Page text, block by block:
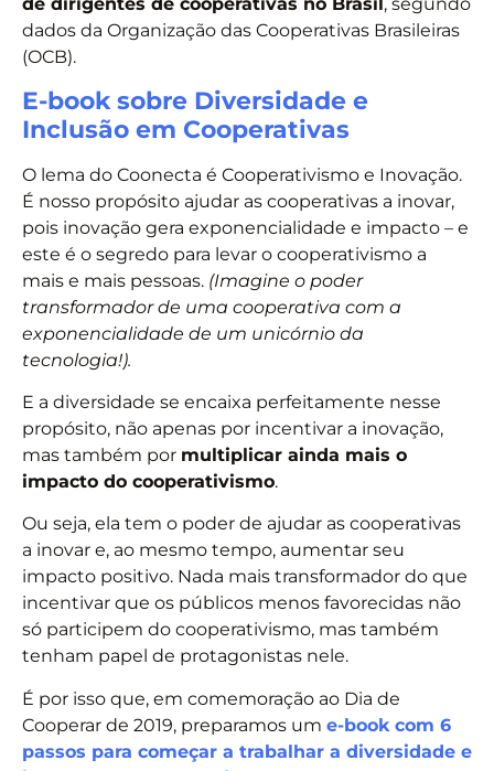
dados da Organização das Cooperativas Brasileiras
(OCB).
E-book sobre Diversidade e
Inclusão em Cooperativas
O lema do Coonecta é Cooperativismo e Inovação.
É nosso propósito ajudar as cooperativas a inovar,
pois inovação gera exponencialidade e impacto – e
este é o segredo para levar o cooperativismo a
mais e mais pessoas. (Imagine o poder
transformador de uma cooperativa com a
exponencialidade de um unicórnio da
tecnologia!).
E a diversidade se encaixa perfeitamente nesse
propósito, não apenas por incentivar a inovação,
mas também por multiplicar ainda mais o
impacto do cooperativismo.
Ou seja, ela tem o poder de ajudar as cooperativas
a inovar e, ao mesmo tempo, aumentar seu
impacto positivo. Nada mais transformador do que
incentivar que os públicos menos favorecidas não
só participem do cooperativismo, mas também
tenham papel de protagonistas nele.
É por isso que, em comemoração ao Dia de
Cooperar de 2019, preparamos um e-book com 6
passos para começar a trabalhar a diversidade e